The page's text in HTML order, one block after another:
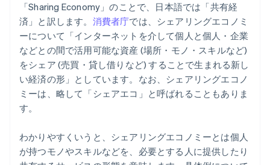
「Sharing Economy」のことで、日本語では「共有経
済」と訳します。 消費者庁では、シェアリングエコノミ
ーについて「インターネットを介して個人と個人・企業
などとの間で活用可能な資産 (場所・モノ・スキルなど)
をシェア (売買・貸し借りなど) することで生まれる新し
い経済の形」としています。なお、シェアリングエコノ
ミーは、略して「シェアエコ」と呼ばれることもありま
す。
わかりやすくいうと、シェアリングエコノミーとは個人
が持つモノやスキルなどを、必要とする人に提供したり